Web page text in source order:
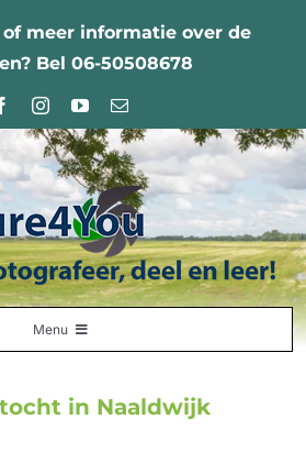
meer informatie over de
Bel 06-50508678
Menu
in Naaldwijk